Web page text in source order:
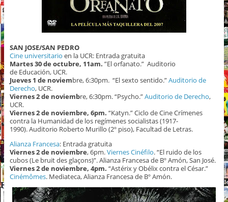
SAN JOSE/SAN PEDRO
Cine universitario en la UCR: Entrada gratuita
Martes 30 de octubre, 11am. ”El orfanato.” Auditorio
de Educación, UCR.
Jueves 1 de noviembre, 6:30pm. “El sexto sentido.”Auditorio de
Derecho, UCR.
Viernes2 de noviembre, 6:30pm. “Psycho.”Auditorio de Derecho,
UCR.
Viernes 2 de noviembre, 6pm. “Katyn.” Ciclo de Cine Crímenes
contra la Humanidad de los regímenes socialistas (1917-
1990). Auditorio Roberto Murillo (2º piso), Facultad de Letras.
Alianza Francesa: Entrada gratuita
Viernes2 de noviembre, 6pm.Viernes Cinéfilo. “El ruido de los
cubos (Le bruit des glaçons)”. Alianza Francesa de Bº Amón, San José.
Viernes 2 de noviembre, 4pm. “Astérix y Obélix contra el César.”
Cinémômes. Mediateca, Alianza Francesa de Bº Amón.